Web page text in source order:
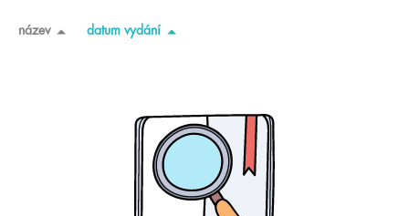
název datum vydání